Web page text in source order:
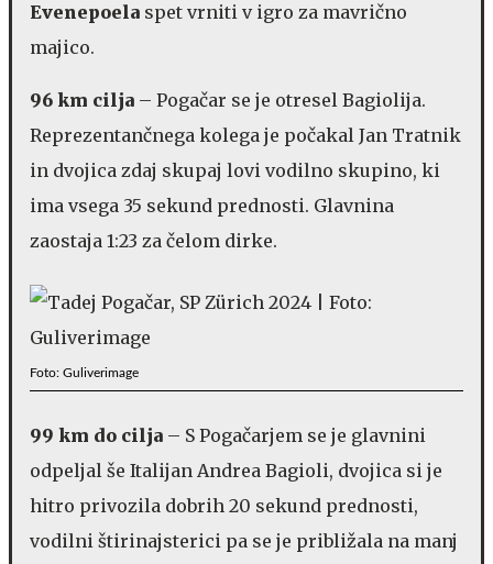
Evenepoela spet vrniti v igro za mavrično
majico.
96 km cilja – Pogačar se je otresel Bagiolija.
Reprezentančnega kolega je počakal Jan Tratnik
in dvojica zdaj skupaj lovi vodilno skupino, ki
ima vsega 35 sekund prednosti. Glavnina
zaostaja 1:23 za čelom dirke.
Foto: Guliverimage
99 km do cilja – S Pogačarjem se je glavnini
odpeljal še Italijan Andrea Bagioli, dvojica si je
hitro privozila dobrih 20 sekund prednosti,
vodilni štirinajsterici pa se je približala na manj